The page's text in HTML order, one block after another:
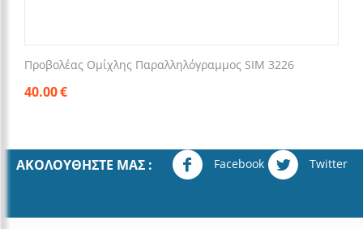
Προβολέας Ομίχλης Παραλληλόγραμμος SIM 3226
40.00€
ΑΚΟΛΟΥΘΉΣΤΕ ΜΑΣ : Facebook Twitter